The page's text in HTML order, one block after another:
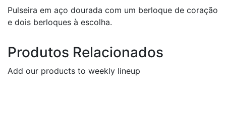
Pulseira em aço dourada com um berloque de coração
e dois berloques à escolha.
Produtos Relacionados
Add our products to weekly lineup